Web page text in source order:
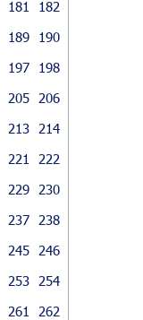
181
182
189
190
197
198
205
206
213
214
221
222
229
230
237
238
245
246
253
254
261
262